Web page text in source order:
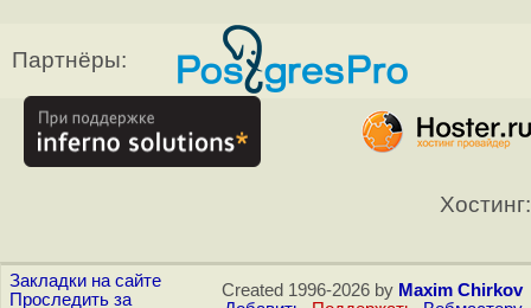
Партнёры:
Хостинг:
Закладки на сайте
Проследить за
Created 1996-2026 by Maxim Chirkov